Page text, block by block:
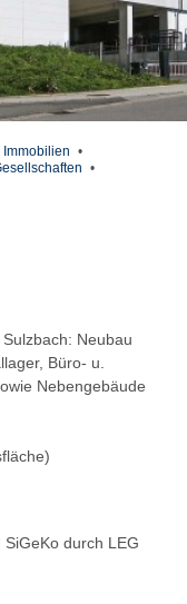
Immobilien •
•
Neubau
Büro- u.
Nebengebäude
durch LEG